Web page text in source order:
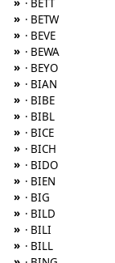
· BETT
» · BETW
» · BEVE
» · BEWA
» · BEYO
» · BIAN
» · BIBE
» · BIBL
» · BICE
» · BICH
» · BIDO
» · BIEN
» · BIG
» · BILD
» · BILI
» · BILL